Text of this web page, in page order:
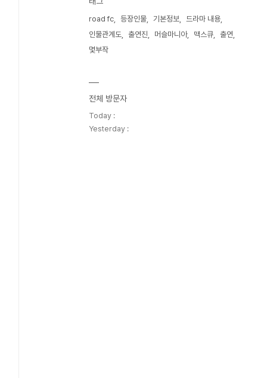
road fc 등장인물 기본정보
드라마 내용
인물관계도
출연진 머슬마니아 맥스큐
출연
몇부작
전체 방문자
Today :
Yesterday :